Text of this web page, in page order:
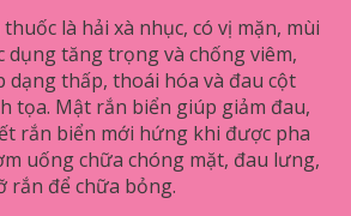
là hải xà nhục, có vị mặn, mùi
dụng tăng trọng và chống viêm,
dạng thấp, thoái hóa và đau cột
tọa. Mật rắn biển giúp giảm đau,
rắn biển mới hứng khi được pha
uống chữa chóng mặt, đau lưng,
rắn để chữa bỏng.